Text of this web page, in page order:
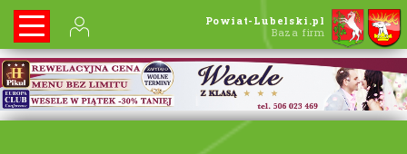
Powiat-Lubelski.pl
Baza firm